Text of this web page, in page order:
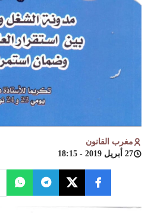
مغرب القانون
27 أبريل 2019 - 18:15